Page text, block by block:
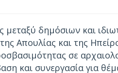
μεταξύ δημόσιων και
της Απουλίας και της
σε
και συνεργασία για